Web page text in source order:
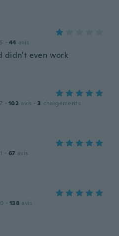
· 44 avis
didn't even work
· 102 avis · 3 chargements
· 67 avis
· 138 avis